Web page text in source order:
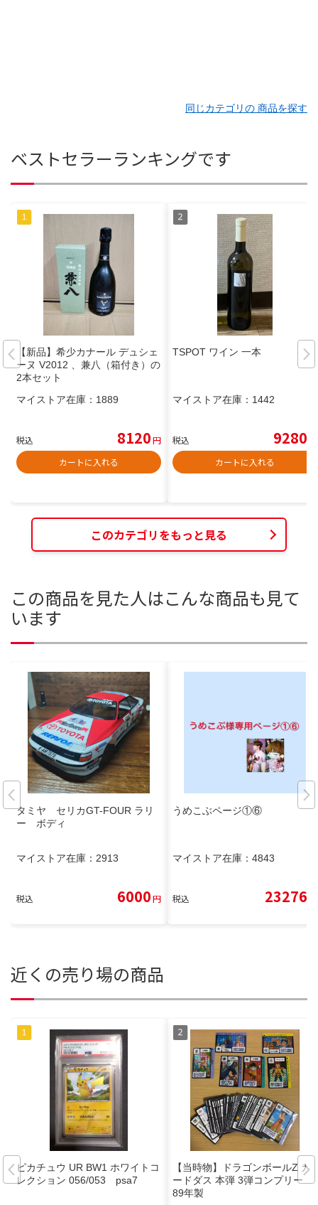
同じカテゴリの 商品を探す
ベストセラーランキングです
【新品】希少カナール デュシェ
ーヌ V2012 、兼八（箱付き）の
2本セット
マイストア在庫： 1889
税込 8120円
カートに入れる
TSPOT ワイン 一本
マイストア在庫： 1442
税込 9280
カートに入れる
このカテゴリをもっと見る
この商品を見た人はこんな商品も見て
います
タミヤ セリカGT-FOUR ラリ
ー ボディ
マイストア在庫： 2913
税込 6000円
うめこぶページ①⑥
マイストア在庫： 4843
税込 23276
近くの売り場の商品
ピカチュウ UR BW1 ホワイトコ
レクション 056/053 psa7
【当時物】ドラゴンボールZ カ
ードダス 本弾 3弾コンプリート
89年製